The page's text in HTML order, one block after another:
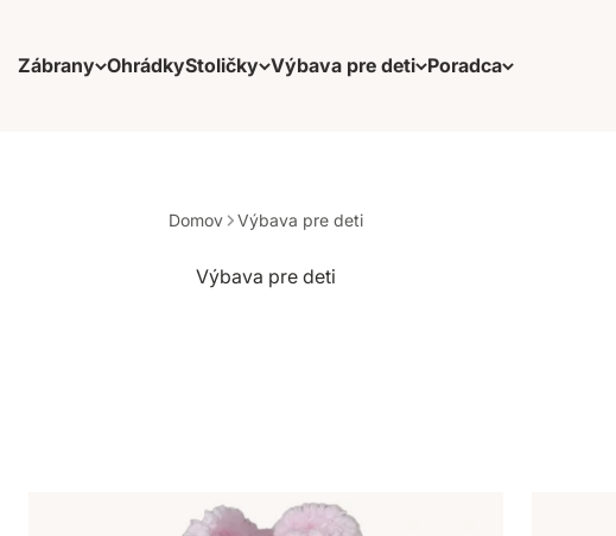
Zábrany OhrádkyStoličky Výbava pre deti Poradca
Domov Výbava pre deti